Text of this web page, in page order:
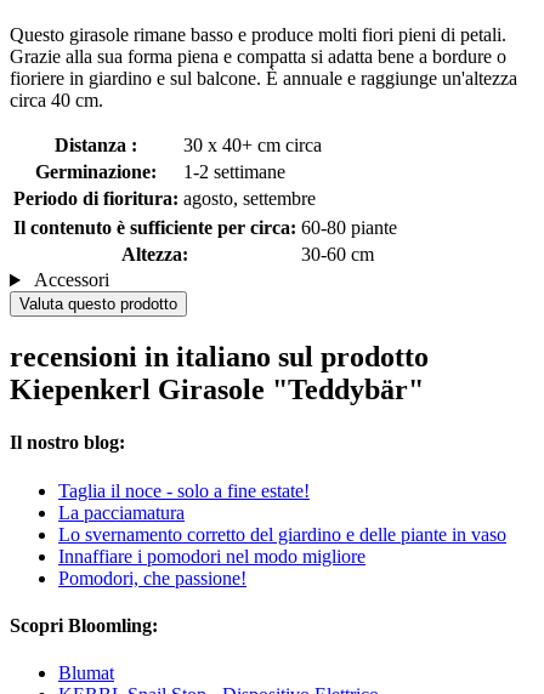
Questo girasole rimane basso e produce molti fiori pieni di petali.
Grazie alla sua forma piena e compatta si adatta bene a bordure o
fioriere in giardino e sul balcone. È annuale e raggiunge un'altezza
circa 40 cm.
Distanza :
30 x 40+ cm circa
Germinazione:
1-2 settimane
Periodo di fioritura: agosto, settembre
Il contenuto è sufficiente per circa: 60-80 piante
Altezza:
30-60 cm
Accessori
Valuta questo prodotto
recensioni in italiano sul prodotto
Kiepenkerl Girasole "Teddybär"
Il nostro blog:
Taglia il noce - solo a fine estate!
La pacciamatura
Lo svernamento corretto del giardino e delle piante in vaso
Innaffiare i pomodori nel modo migliore
Pomodori, che passione!
Scopri Bloomling:
Blumat